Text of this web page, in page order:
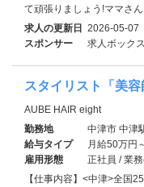
て頑張りましょう!ママさ
求人の更新日 2026-05-07
スポンサー
求人ボックス
スタイリスト「美
AUBE HAIR eight
勤務地
中津市 中津
給与タイプ
月給50万円
雇用形態
正社員 / 業
【仕事内容】<中津>全国